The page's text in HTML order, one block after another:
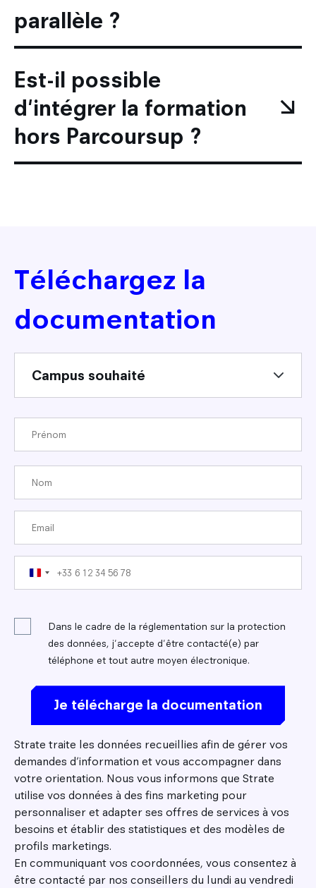
parallèle ?
Est-il possible
d'intégrer la formation
hors Parcoursup ?
Téléchargez la
documentation
Dans le cadre de la réglementation sur la protection
des données, j'accepte d'être contacté(e) par
téléphone et tout autre moyen électronique.
Strate traite les données recueillies afin de gérer vos
demandes d’information et vous accompagner dans
votre orientation. Nous vous informons que Strate
utilise vos données à des fins marketing pour
personnaliser et adapter ses offres de services à vos
besoins et établir des statistiques et des modèles de
profils marketings.
En communiquant vos coordonnées, vous consentez à
être contacté par nos conseillers du lundi au vendredi